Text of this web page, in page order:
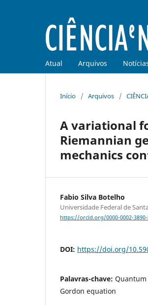
Atual Arquivos
Início / Arquivos /
A variational
Riemannian
mechanics
Fabio Silva Botelho
Universidade Federal de
https://orcid.org/0000-0002-3890-
DOI: https://doi.org/
Palavras-chave: Quantum
Gordon equation